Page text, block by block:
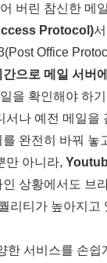
버린 참신한
Protocol)
Office
으로 메일 서버
을 확인해야 하
서나 예전 메일
완전히 바꿔 놓
만 아니라,
상황에서도 브
리티가 높아지
한 서비스를 손